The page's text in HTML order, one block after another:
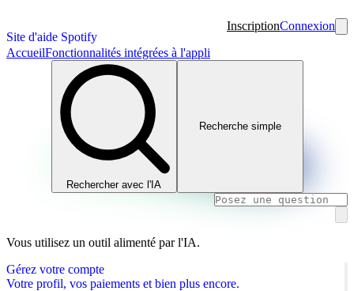
Site d'aide Spotify
InscriptionConnexion
AccueilFonctionnalités intégrées à l'appli
Rechercher avec l'IA
Recherche simple
Vous utilisez un outil alimenté par l'IA.
Gérez votre compte
Votre profil, vos paiements et bien plus encore.